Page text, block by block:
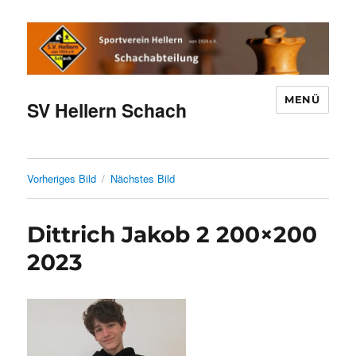
SV Hellern Schach MENÜ
Vorheriges Bild Nächstes Bild
Dittrich Jakob 2 200×200
2023